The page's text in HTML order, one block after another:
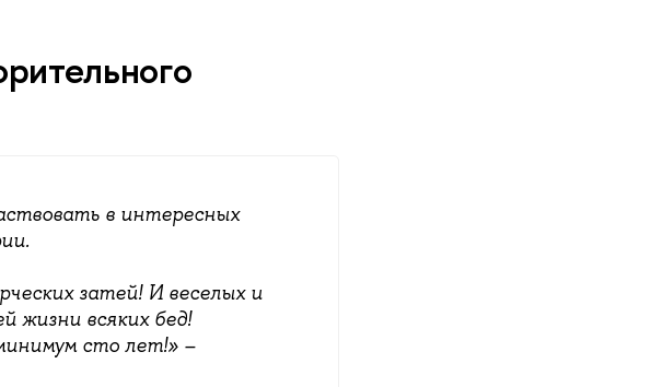
в интересных
затей! И веселых и
жизни всяких бед!
сто лет!» –